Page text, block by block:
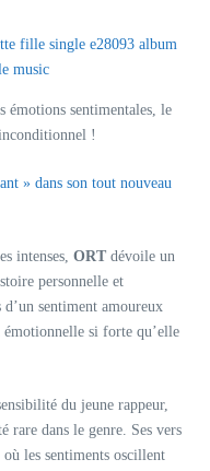
émotions sentimentales, le
!
» dans son tout nouveau
intenses, ORT dévoile un
personnelle et
sentiment amoureux
si forte qu’elle
du jeune rappeur,
rare dans le genre. Ses vers
les sentiments oscillent